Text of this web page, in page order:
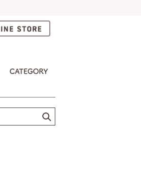
CATEGORY